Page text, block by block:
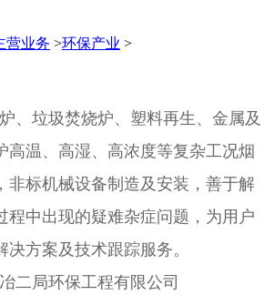
营业务 >环保产业 >
、垃圾焚烧炉、塑料再生、金属及
高温、高湿、高浓度等复杂工况烟
非标机械设备制造及安装，善于解
程中出现的疑难杂症问题，为用户
决方案及技术跟踪服务。
二局环保工程有限公司